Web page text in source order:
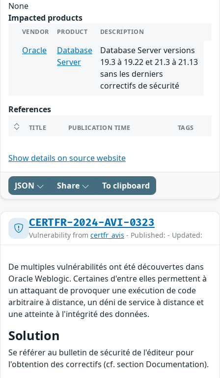
None
Impacted products
VENDOR PRODUCT DESCRIPTION
Oracle
Database
Server
Database Server versions
19.3 à 19.22 et 21.3 à 21.13
sans les derniers
correctifs de sécurité
References
TITLE PUBLICATION TIME TAGS
Show details on source website
JSON Share To clipboard
CERTFR-2024-AVI-0323
Vulnerability from certfr_avis - Published: - Updated:
De multiples vulnérabilités ont été découvertes dans
Oracle Weblogic. Certaines d'entre elles permettent à
un attaquant de provoquer une exécution de code
arbitraire à distance, un déni de service à distance et
une atteinte à l'intégrité des données.
Solution
Se référer au bulletin de sécurité de l'éditeur pour
l'obtention des correctifs (cf. section Documentation).